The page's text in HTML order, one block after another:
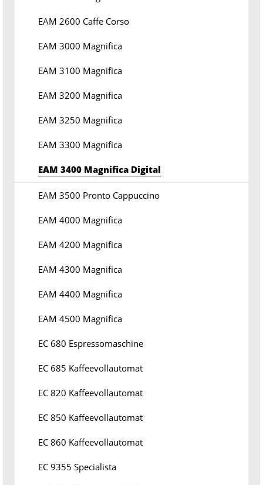
EAM 2600 Caffe Corso
EAM 3000 Magnifica
EAM 3100 Magnifica
EAM 3200 Magnifica
EAM 3250 Magnifica
EAM 3300 Magnifica
EAM 3400 Magnifica Digital
EAM 3500 Pronto Cappuccino
EAM 4000 Magnifica
EAM 4200 Magnifica
EAM 4300 Magnifica
EAM 4400 Magnifica
EAM 4500 Magnifica
EC 680 Espressomaschine
EC 685 Kaffeevollautomat
EC 820 Kaffeevollautomat
EC 850 Kaffeevollautomat
EC 860 Kaffeevollautomat
EC 9355 Specialista